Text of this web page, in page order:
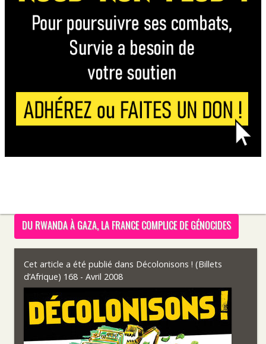
DU RWANDA À GAZA, LA FRANCE COMPLICE DE GÉNOCIDES
Cet article a été publié dans Décolonisons ! (Billets
d’Afrique) 168 - Avril 2008